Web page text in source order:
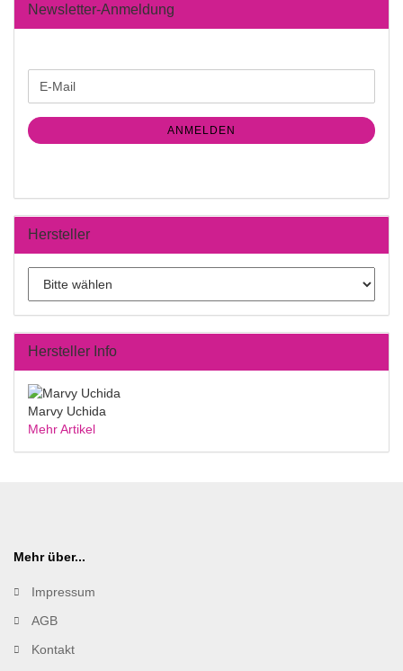
Newsletter-Anmeldung
ZUR
ANMELDUNG
E-
Mail
ANMELDEN
Hersteller
Hersteller Info
Marvy Uchida
Mehr Artikel
Mehr über...
Impressum
AGB
Kontakt